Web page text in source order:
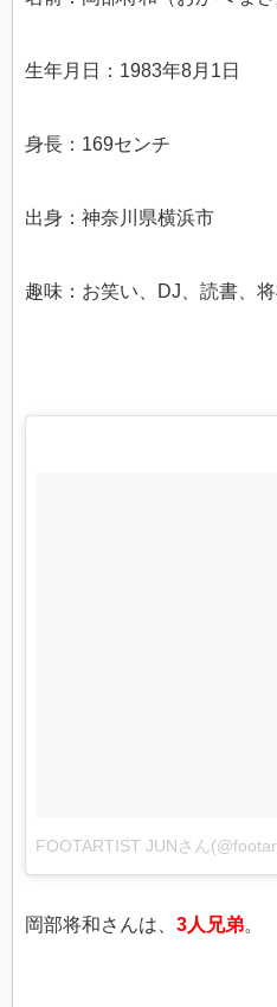
生年月日：1983年8月1日
身長：169センチ
出身：神奈川県横浜市
趣味：お笑い、DJ、読書、
FOOTARTIST JUNさん
岡部将和さんは、 3人兄弟。